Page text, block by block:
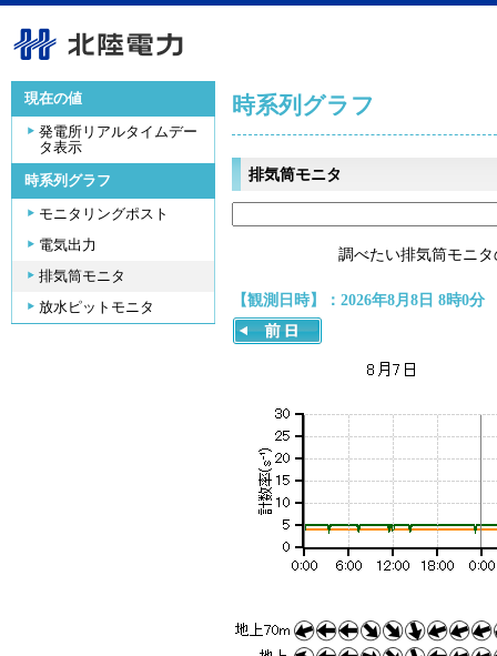
現在の値
発電所リアルタイムデー
タ表示
時系列グラフ
モニタリングポスト
電気出力
排気筒モニタ
放水ピットモニタ
時系列グラフ
排気筒モニタ
調べたい排気筒モニ
【観測日時】：2026年8月8日 8時0分